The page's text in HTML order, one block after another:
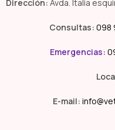
Dirección: Avda. Italia
Consultas: 098
Emergencias:
E-mail: